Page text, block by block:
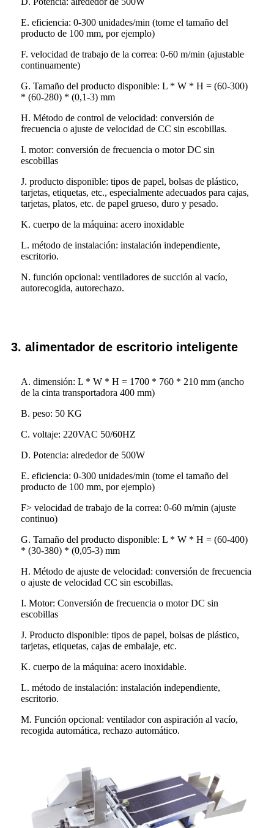
E. eficiencia: 0-300 unidades/min (tome el tamaño del
producto de 100 mm, por ejemplo)
F. velocidad de trabajo de la correa: 0-60 m/min (ajustable
continuamente)
G. Tamaño del producto disponible: L * W * H = (60-300)
* (60-280) * (0,1-3) mm
H. Método de control de velocidad: conversión de
frecuencia o ajuste de velocidad de CC sin escobillas.
I. motor: conversión de frecuencia o motor DC sin
escobillas
J. producto disponible: tipos de papel, bolsas de plástico,
tarjetas, etiquetas, etc., especialmente adecuados para cajas,
tarjetas, platos, etc. de papel grueso, duro y pesado.
K. cuerpo de la máquina: acero inoxidable
L. método de instalación: instalación independiente,
escritorio.
N. función opcional: ventiladores de succión al vacío,
autorecogida, autorechazo.
3. alimentador de escritorio inteligente
A. dimensión: L * W * H = 1700 * 760 * 210 mm (ancho
de la cinta transportadora 400 mm)
B. peso: 50 KG
C. voltaje: 220VAC 50/60HZ
D. Potencia: alrededor de 500W
E. eficiencia: 0-300 unidades/min (tome el tamaño del
producto de 100 mm, por ejemplo)
F> velocidad de trabajo de la correa: 0-60 m/min (ajuste
continuo)
G. Tamaño del producto disponible: L * W * H = (60-400)
* (30-380) * (0,05-3) mm
H. Método de ajuste de velocidad: conversión de frecuencia
o ajuste de velocidad CC sin escobillas.
I. Motor: Conversión de frecuencia o motor DC sin
escobillas
J. Producto disponible: tipos de papel, bolsas de plástico,
tarjetas, etiquetas, cajas de embalaje, etc.
K. cuerpo de la máquina: acero inoxidable.
L. método de instalación: instalación independiente,
escritorio.
M. Función opcional: ventilador con aspiración al vacío,
recogida automática, rechazo automático.